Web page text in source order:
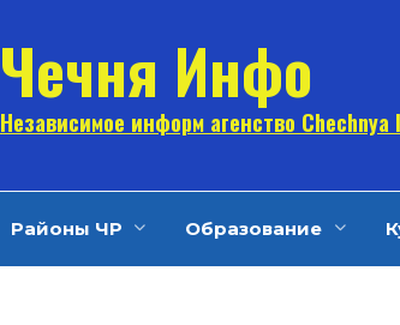
Чечня Инфо
Независимое информ агенство
Районы ЧР Образование